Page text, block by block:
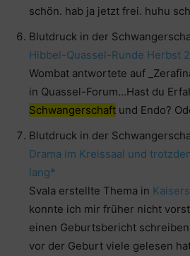
schön. hab ja jetzt frei. huhu sch
Blutdruck in der
Hibbel-Quassel-Runde Herbst
Wombat antwortete auf
in Quassel-Forum…Hast du
Schwangerschaft und Endo?
Blutdruck in der
Drama im Kreissaal und
lang*
Svala erstellte Thema in
konnte ich mir früher nicht
einen Geburtsbericht
vor der Geburt viele gelesen